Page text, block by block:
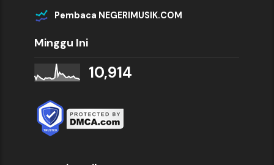
Pembaca NEGERIMUSIK.COM
Minggu Ini
10,914